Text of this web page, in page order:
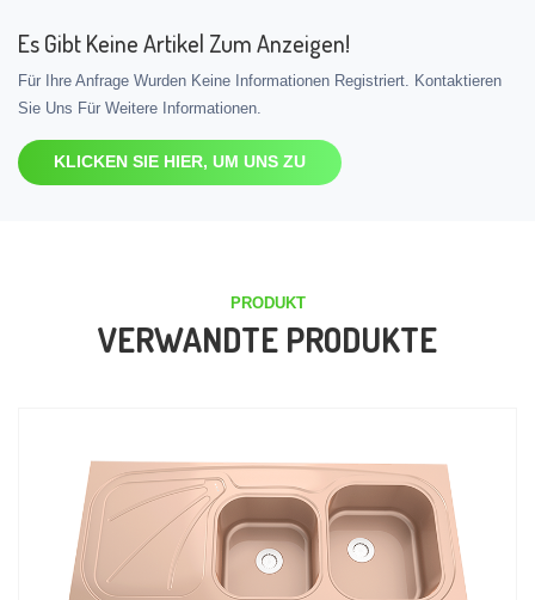
Es Gibt Keine Artikel Zum Anzeigen!
Für Ihre Anfrage Wurden Keine Informationen Registriert. Kontaktieren
Sie Uns Für Weitere Informationen.
KLICKEN SIE HIER, UM UNS ZU
PRODUKT
VERWANDTE PRODUKTE